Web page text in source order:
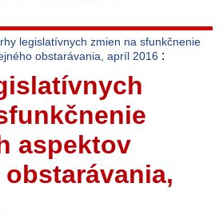
legislatívnych zmien na sfunkčnenie
obstarávania, apríl 2016 :
aspektov